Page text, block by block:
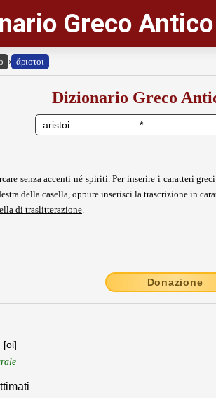
Greco Antico
› ἄριστοι
Dizionario Greco
senza accenti né spiriti. Per inserire i caratteri
della casella, oppure inserisci la trascrizione in
di traslitterazione.
Donazione
[οἱ]